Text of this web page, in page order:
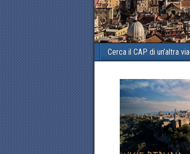
Cerca il CAP di un’altra via